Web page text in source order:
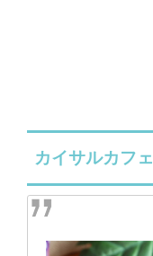
カイサルカフェ